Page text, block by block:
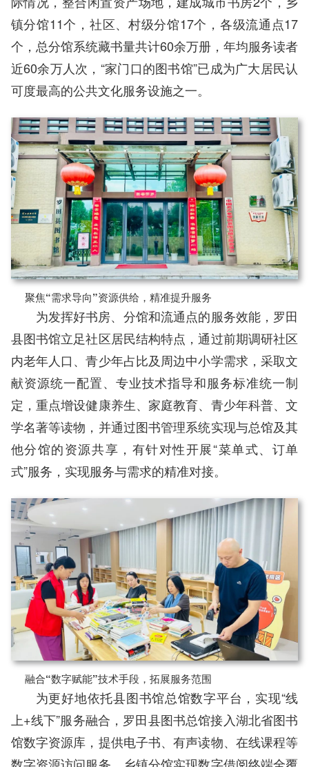
镇分馆11个，社区、村级分馆17个，各级流通点17
个，总分馆系统藏书量共计60余万册，年均服务读者
近60余万人次，“家门口的图书馆”已成为广大居民认
可度最高的公共文化服务设施之一。
聚焦“需求导向”资源供给，精准提升服务
为发挥好书房、分馆和流通点的服务效能，罗田
县图书馆立足社区居民结构特点，通过前期调研社区
内老年人口、青少年占比及周边中小学需求，采取文
献资源统一配置、专业技术指导和服务标准统一制
定，重点增设健康养生、家庭教育、青少年科普、文
学名著等读物，并通过图书管理系统实现与总馆及其
他分馆的资源共享，有针对性开展“菜单式、订单
式”服务，实现服务与需求的精准对接。
融合“数字赋能”技术手段，拓展服务范围
为更好地依托县图书馆总馆数字平台，实现“线
上+线下”服务融合，罗田县图书总馆接入湖北省图书
馆数字资源库，提供电子书、有声读物、在线课程等